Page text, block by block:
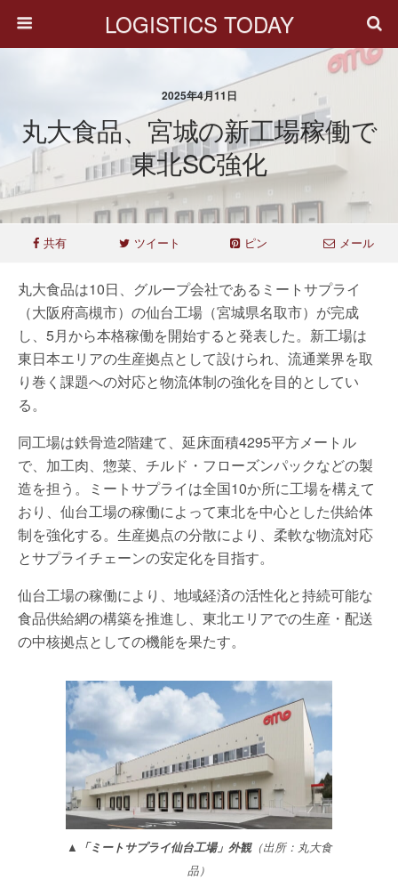
LOGISTICS TODAY
2025年4月11日
丸大食品、宮城の新工場稼働で
東北SC強化
共有 ツイート ピン メール
丸大食品は10日、グループ会社であるミートサプライ
（大阪府高槻市）の仙台工場（宮城県名取市）が完成
し、5月から本格稼働を開始すると発表した。新工場は
東日本エリアの生産拠点として設けられ、流通業界を取
り巻く課題への対応と物流体制の強化を目的としてい
る。
同工場は鉄骨造2階建て、延床面積4295平方メートル
で、加工肉、惣菜、チルド・フローズンパックなどの製
造を担う。ミートサプライは全国10か所に工場を構えて
おり、仙台工場の稼働によって東北を中心とした供給体
制を強化する。生産拠点の分散により、柔軟な物流対応
とサプライチェーンの安定化を目指す。
仙台工場の稼働により、地域経済の活性化と持続可能な
食品供給網の構築を推進し、東北エリアでの生産・配送
の中核拠点としての機能を果たす。
▲「ミートサプライ仙台工場」外観（出所：丸大食
品）